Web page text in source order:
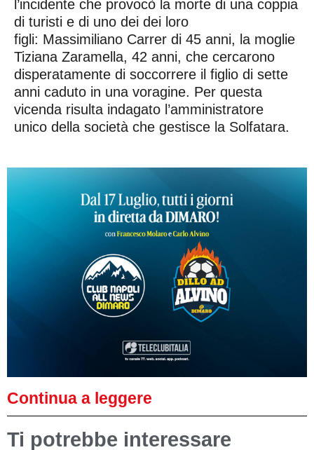
l’incidente che provocò la morte di una coppia
di turisti e di uno dei dei loro
figli: Massimiliano Carrer di 45 anni, la moglie
Tiziana Zaramella, 42 anni, che cercarono
disperatamente di soccorrere il figlio di sette
anni caduto in una voragine. Per questa
vicenda risulta indagato l’amministratore
unico della società che gestisce la Solfatara.
Continua a leggere
Ti potrebbe interessare